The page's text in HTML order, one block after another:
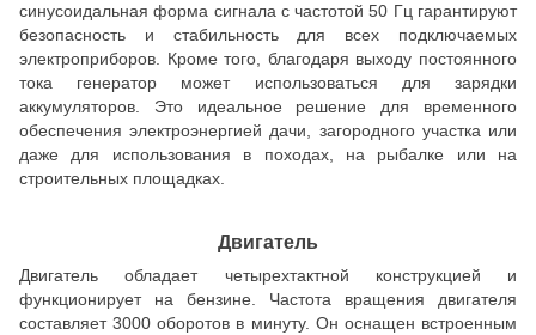
синусоидальная форма сигнала с частотой 50 Гц гарантируют
безопасность и стабильность для всех подключаемых
электроприборов. Кроме того, благодаря выходу постоянного
тока генератор может использоваться для зарядки
аккумуляторов. Это идеальное решение для временного
обеспечения электроэнергией дачи, загородного участка или
даже для использования в походах, на рыбалке или на
строительных площадках.
Двигатель
Двигатель обладает четырехтактной конструкцией и
функционирует на бензине. Частота вращения двигателя
составляет 3000 оборотов в минуту. Он оснащен встроенным